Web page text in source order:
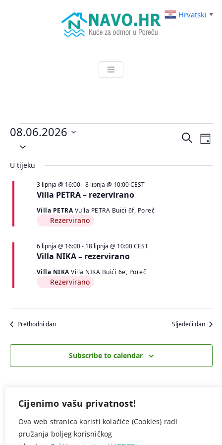
Cijenimo vašu privatnost!
Ova web stranica koristi kolačiće (Cookies) radi
pružanja boljeg korisničkog
NAVO.HR
Događaji
for
8.
lipnja
2026.
i
Pretraži
Dan
08.06.2026
Odaberite
U tijeku
Villa PETRA – rezervirano
3 lipnja @ 16:00-8 lipnja @ 10:00 CEST
Villa PETRAVulla PETRA Buići 6f, Poreč
Rezervirano
Villa NIKA – rezervirano
6 lipnja @ 16:00- 18 lipnja @ 10:00 CEST
Villa NIKAVilla NIKA Buići 6e, Poreč
Rezervirano
Prethodni dan Sljedeći dan
Subscribe to calendar
© NAVO.HR -Zaštita privatnosti (GDPR)
Hrvatski ▼